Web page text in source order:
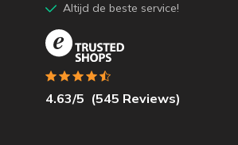
Altijd de beste service!
4.63/5 (545 Reviews)